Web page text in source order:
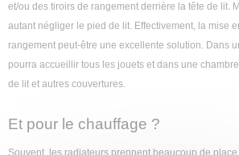
et/ou des tiroirs de rangement derrière la tête de lit.
autant négliger le pied de lit. Effectivement, la mise
rangement peut-être une excellente solution. Dans
pourra accueillir tous les jouets et dans une
de lit et autres couvertures.
Et pour le chauffage ?
Souvent, les radiateurs prennent beaucoup de